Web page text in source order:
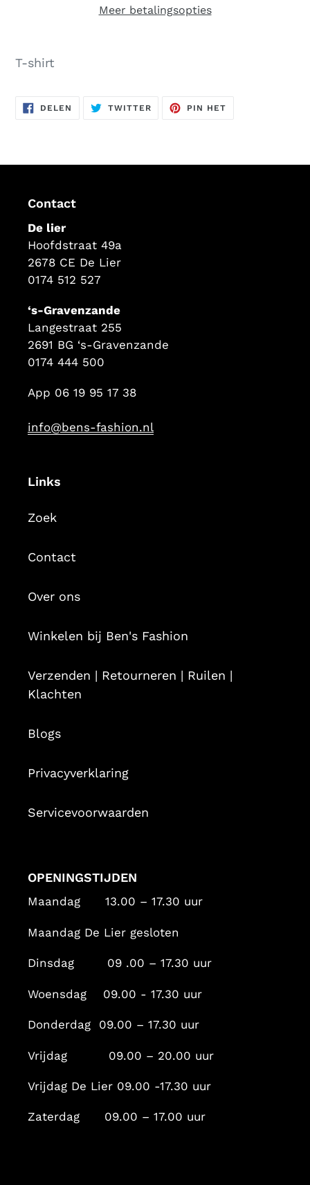
Meer betalingsopties
toegevoegen
winkelwagen
T-shirt
DELEN DELEN
TWITTERTWITTERENPIN HET
Contact
De lier
Hoofdstraat 49a
2678 CE De Lier
0174 512 527
‘s-Gravenzande
Langestraat 255
2691 BG ‘s-Gravenzande
0174 444 500
App 06 19 95 17 38
info@bens-fashion.nl
Links
Zoek
Contact
Over ons
Winkelen bij Ben's Fashion
Verzenden | Retourneren | Ruilen |
Klachten
Blogs
Privacyverklaring
Servicevoorwaarden
OPENINGSTIJDEN
Maandag 13.00 – 17.30 uur
Maandag De Lier gesloten
Dinsdag 09 .00 – 17.30 uur
Woensdag 09.00 - 17.30 uur
Donderdag 09.00 – 17.30 uur
Vrijdag 09.00 – 20.00 uur
Vrijdag De Lier 09.00 -17.30 uur
Zaterdag 09.00 – 17.00 uur